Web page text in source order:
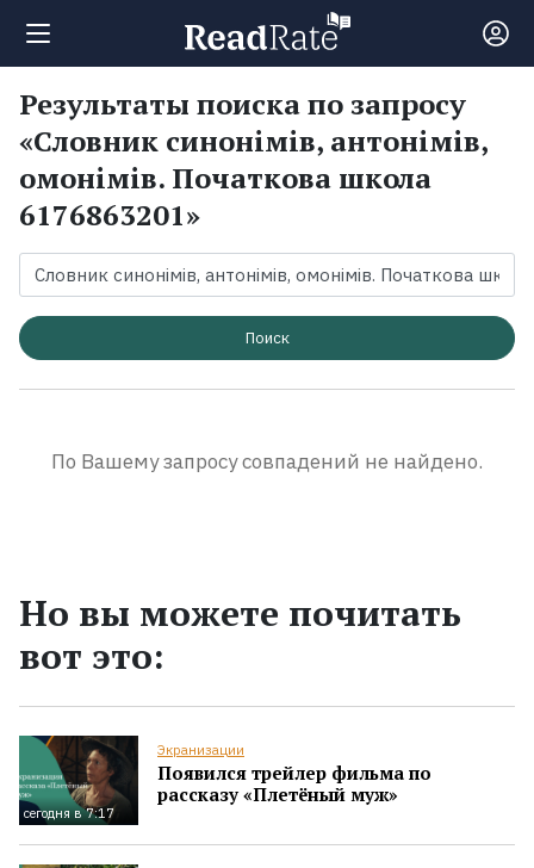
Поиск
Новости
Рейтинги
Книги
Результаты поиска по запросу
«Словник синонімів, антонімів,
омонімів. Початкова школа
6176863201»
Поиск
По Вашему запросу совпадений не найдено.
Но вы можете почитать
вот это:
сегодня в 7:17
Экранизации
Появился трейлер фильма по
рассказу «Плетёный муж»